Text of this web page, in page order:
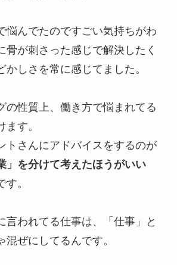
悩んでたのですごい気持ちがわ
骨が刺さった感じで解決したく
かしさを常に感じてました。
の性質上、働き方で悩まれてる
す。
トさんにアドバイスをするのが
」を分けて考えたほうがいい
す。
言われてる仕事は、「仕事」と
混ぜにしてるんです。